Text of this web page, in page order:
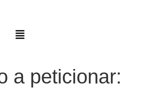
a peticionar: